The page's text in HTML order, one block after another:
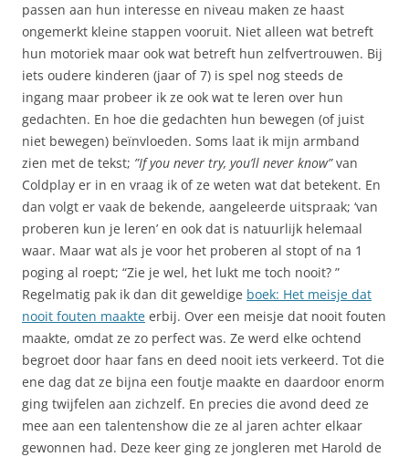
passen aan hun interesse en niveau maken ze haast
ongemerkt kleine stappen vooruit. Niet alleen wat betreft
hun motoriek maar ook wat betreft hun zelfvertrouwen. Bij
iets oudere kinderen (jaar of 7) is spel nog steeds de
ingang maar probeer ik ze ook wat te leren over hun
gedachten. En hoe die gedachten hun bewegen (of juist
niet bewegen) beïnvloeden. Soms laat ik mijn armband
zien met de tekst; ”If you never try, you’ll never know”van
Coldplay er in en vraag ik of ze weten wat dat betekent. En
dan volgt er vaak de bekende, aangeleerde uitspraak; ‘van
proberen kun je leren’ en ook dat is natuurlijk helemaal
waar. Maar wat als je voor het proberen al stopt of na 1
poging al roept; “Zie je wel, het lukt me toch nooit? ”
Regelmatig pak ik dan dit geweldige boek: Het meisje dat
nooit fouten maakte erbij. Over een meisje dat nooit fouten
maakte, omdat ze zo perfect was. Ze werd elke ochtend
begroet door haar fans en deed nooit iets verkeerd. Tot die
ene dag dat ze bijna een foutje maakte en daardoor enorm
ging twijfelen aan zichzelf. En precies die avond deed ze
mee aan een talentenshow die ze al jaren achter elkaar
gewonnen had. Deze keer ging ze jongleren met Harold de